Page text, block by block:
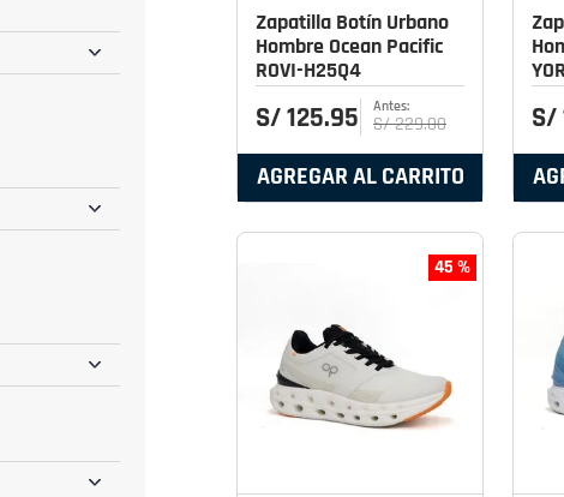
Zapatilla Botín Urbano
Hombre Ocean Pacific
ROVI-H25Q4
S/125.95 S/229.00
AGREGAR AL CARRITO
S/
45 %